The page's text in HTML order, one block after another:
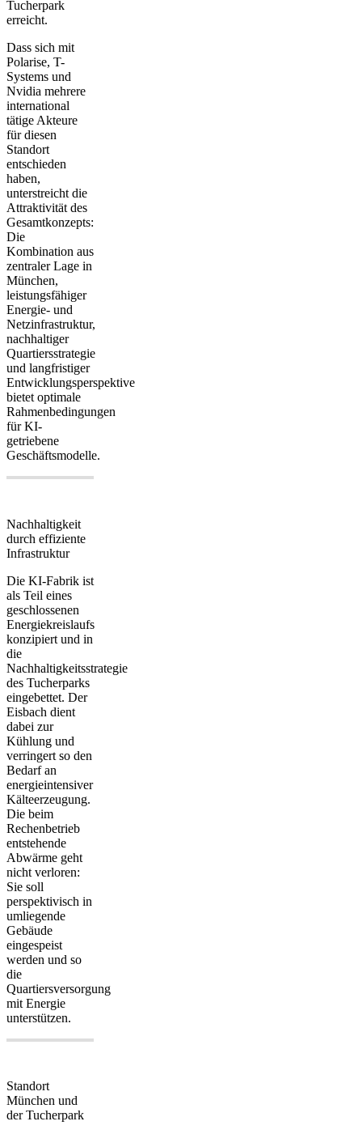
Tucherpark
erreicht.
Dass sich mit
Polarise, T-
Systems und
Nvidia mehrere
international
tätige Akteure
für diesen
Standort
entschieden
haben,
unterstreicht die
Attraktivität des
Gesamtkonzepts:
Die
Kombination aus
zentraler Lage in
München,
leistungsfähiger
Energie- und
Netzinfrastruktur,
nachhaltiger
Quartiersstrategie
und langfristiger
Entwicklungsperspektive
bietet optimale
Rahmenbedingungen
für KI-
getriebene
Geschäftsmodelle.
Nachhaltigkeit
durch effiziente
Infrastruktur
Die KI-Fabrik ist
als Teil eines
geschlossenen
Energiekreislaufs
konzipiert und in
die
Nachhaltigkeitsstrategie
des Tucherparks
eingebettet. Der
Eisbach dient
dabei zur
Kühlung und
verringert so den
Bedarf an
energieintensiver
Kälteerzeugung.
Die beim
Rechenbetrieb
entstehende
Abwärme geht
nicht verloren:
Sie soll
perspektivisch in
umliegende
Gebäude
eingespeist
werden und so
die
Quartiersversorgung
mit Energie
unterstützen.
Standort
München und
der Tucherpark